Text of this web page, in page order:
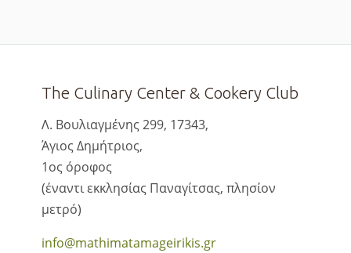
The Culinary Center & Cookery Club
Λ. Βουλιαγμένης 299, 17343,
Άγιος Δημήτριος,
1ος όροφος
(έναντι εκκλησίας Παναγίτσας, πλησίον
μετρό)
info@mathimatamageirikis.gr